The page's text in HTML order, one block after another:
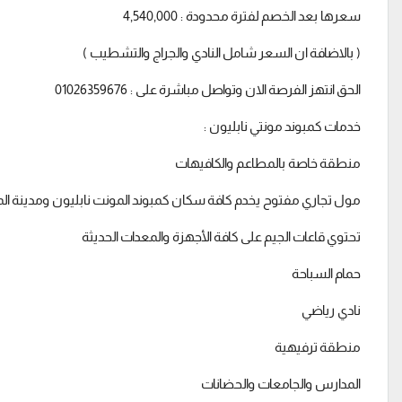
سعرها بعد الخصم لفترة محدودة : 4,540,000
( بالاضافة ان السعر شامل النادي والجراج والتشطيب )
الحق انتهز الفرصة الان وتواصل مباشرة على : 01026359676
خدمات كمبوند مونتي نابليون :
منطقة خاصة بالمطاعم والكافيهات
مول تجاري مفتوح يخدم كافة سكان كمبوند المونت نابليون ومدينة
تحتوي قاعات الجيم على كافة الأجهزة والمعدات الحديثة
حمام السباحة
نادي رياضي
منطقة ترفيهية
المدارس والجامعات والحضانات